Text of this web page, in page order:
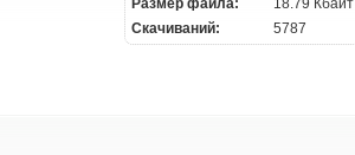
Размер файла:
18.79 Кбайт
Скачиваний:
5787